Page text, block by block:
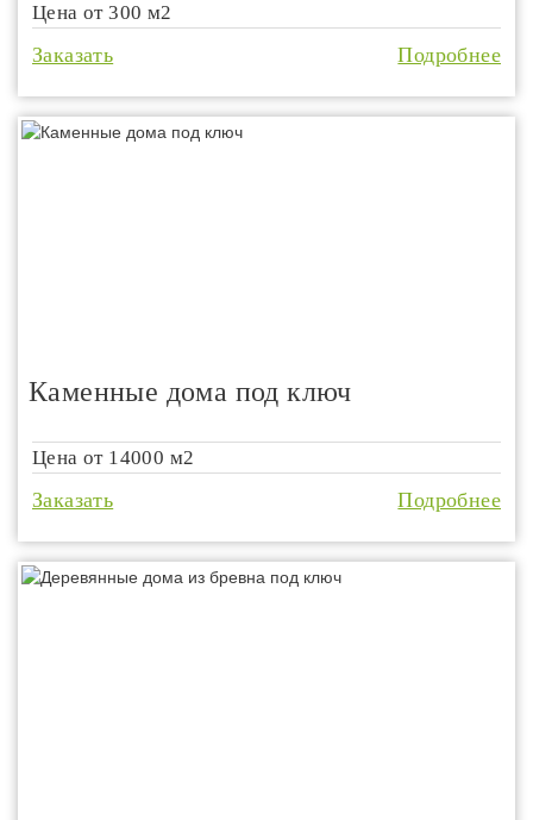
Цена от300 м2
Заказать Подробнее
Каменные дома под ключ
Цена от 14000 м2
Заказать Подробнее